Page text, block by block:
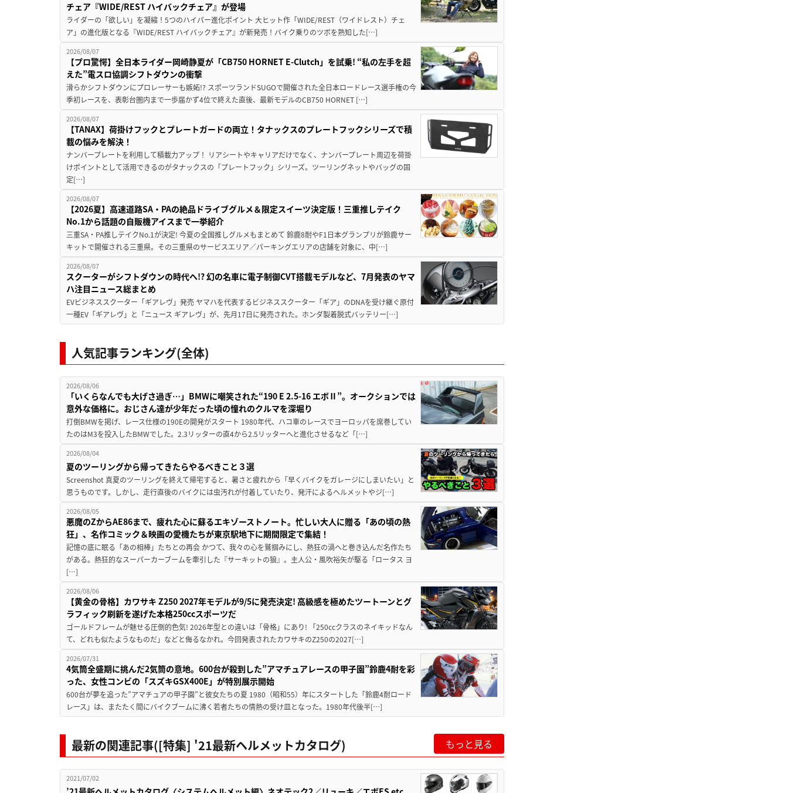
チェア『WIDE/REST ハイバックチェア』が登場
ライダーの「欲しい」を凝縮！5つのハイパー進化ポイント 大ヒット作「WIDE/REST（ワイドレスト）チェ
ア」の進化版となる『WIDE/REST ハイバックチェア』が新発売！バイク乗りのツボを熟知した[…]
2026/08/07
【プロ驚愕】全日本ライダー岡崎静夏が「CB750 HORNET E-Clutch」を試乗! “私の左手を超
えた”電スロ協調シフトダウンの衝撃
滑らかシフトダウンにプロレーサーも嫉妬!? スポーツランドSUGOで開催された全日本ロードレース選手権の今
季初レースを、表彰台圏内まで一歩届かず4位で終えた直後、最新モデルのCB750 HORNET […]
2026/08/07
【TANAX】荷掛けフックとプレートガードの両立！タナックスのプレートフックシリーズで積
載の悩みを解決！
ナンバープレートを利用して積載力アップ！ リアシートやキャリアだけでなく、ナンバープレート周辺を荷掛
けポイントとして活用できるのがタナックスの「プレートフック」シリーズ。ツーリングネットやバッグの固
定[…]
2026/08/07
【2026夏】高速道路SA・PAの絶品ドライブグルメ＆限定スイーツ決定版！三重推しテイク
No.1から話題の自販機アイスまで一挙紹介
三重SA・PA推しテイクNo.1が決定! 今夏の全国推しグルメもまとめて 鈴鹿8耐やF1日本グランプリが鈴鹿サー
キットで開催される三重県。その三重県のサービスエリア／パーキングエリアの店舗を対象に、中[…]
2026/08/07
スクーターがシフトダウンの時代へ!? 幻の名車に電子制御CVT搭載モデルなど、7月発表のヤマ
ハ注目ニュース総まとめ
EVビジネススクーター「ギアレヴ」発売 ヤマハを代表するビジネススクーター「ギア」のDNAを受け継ぐ原付
一種EV「ギアレヴ」と「ニュース ギアレヴ」が、先月17日に発売された。ホンダ製着脱式バッテリー[…]
人気記事ランキング(全体)
2026/08/06
「いくらなんでも大げさ過ぎ…」BMWに嘲笑された“190 E 2.5-16 エボⅡ”。オークションでは
意外な価格に。おじさん達が少年だった頃の憧れのクルマを深堀り
打倒BMWを掲げ、レース仕様の190Eの開発がスタート 1980年代、ハコ車のレースでヨーロッパを席巻してい
たのはM3を投入したBMWでした。2.3リッターの直4から2.5リッターへと進化させるなど「[…]
2026/08/04
夏のツーリングから帰ってきたらやるべきこと３選
Screenshot 真夏のツーリングを終えて帰宅すると、暑さと疲れから「早くバイクをガレージにしまいたい」と
思うものです。しかし、走行直後のバイクには虫汚れが付着していたり、発汗によるヘルメットやジ[…]
2026/08/05
悪魔のZからAE86まで、疲れた心に蘇るエキゾーストノート。忙しい大人に贈る「あの頃の熱
狂」、名作コミック＆映画の愛機たちが東京駅地下に期間限定で集結！
記憶の底に眠る「あの相棒」たちとの再会 かつて、我々の心を鷲掴みにし、熱狂の渦へと巻き込んだ名作たち
がある。熱狂的なスーパーカーブームを牽引した『サーキットの狼』。主人公・風吹裕矢が駆る「ロータス ヨ
[…]
2026/08/06
【黄金の骨格】カワサキ Z250 2027年モデルが9/5に発売決定! 高級感を極めたツートーンとグ
ラフィック刷新を遂げた本格250ccスポーツだ
ゴールドフレームが魅せる圧倒的色気! 2026年型との違いは「骨格」にあり! 「250ccクラスのネイキッドなん
て、どれも似たようなものだ」などと侮るなかれ。今回発表されたカワサキのZ250の2027[…]
2026/07/31
4気筒全盛期に挑んだ2気筒の意地。600台が殺到した”アマチュアレースの甲子園”鈴鹿4耐を彩
った、女性コンビの「スズキGSX400E」が特別展示開始
600台が夢を追った”アマチュアの甲子園”と彼女たちの夏 1980（昭和55）年にスタートした「鈴鹿4耐ロード
レース」は、またたく間にバイクブームに沸く若者たちの情熱の受け皿となった。1980年代後半[…]
最新の関連記事([特集] '21最新ヘルメットカタログ) もっと見る
2021/07/02